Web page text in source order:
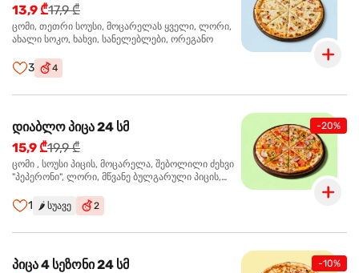
13,9 ₾17,9 ₾
ცომი, თეთრი სოუსი, მოცარელას ყველი, ლორი,
ახალი სოკო, ხახვი, სანელებლები, ორეგანო
3 4
-20%
დიაბლო პიცა 24 სმ
15,9 ₾19,9 ₾
ცომი , სოუსი პიცის, მოცარელა, შებოლილი ძეხვი
"პეპერონი", ლორი, მწვანე ბულგარული პიცის,
1 🌶️ სუავე 2
-10%
პიცა 4 სეზონი 24 სმ